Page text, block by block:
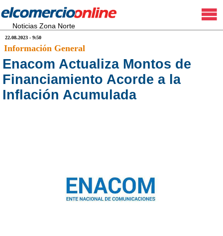
Noticias Zona Norte
22.08.2023 - 9:50
Información General
Enacom Actualiza Montos de
Financiamiento Acorde a la
Inflación Acumulada